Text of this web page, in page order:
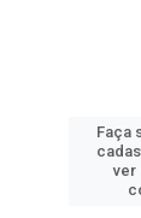
Faça
ver